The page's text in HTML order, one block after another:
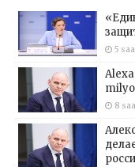
5
8